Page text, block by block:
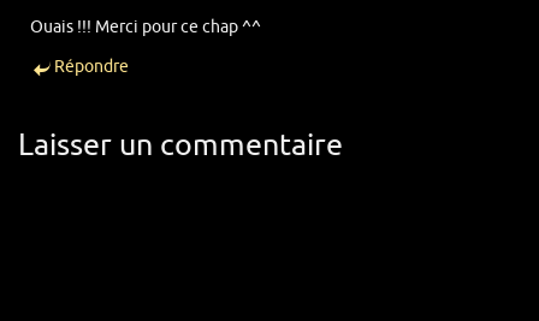
Ouais !!! Merci pour ce chap ^^
Répondre
Laisser un commentaire